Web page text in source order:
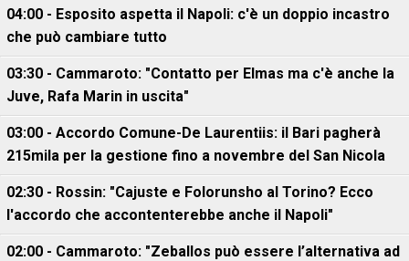
04:00 - Esposito aspetta il Napoli: c'è un doppio incastro
che può cambiare tutto
03:30 - Cammaroto: "Contatto per Elmas ma c'è anche la
Juve, Rafa Marin in uscita"
03:00 - Accordo Comune-De Laurentiis: il Bari pagherà
215mila per la gestione fino a novembre del San Nicola
02:30 - Rossin: "Cajuste e Folorunsho al Torino? Ecco
l'accordo che accontenterebbe anche il Napoli"
02:00 - Cammaroto: "Zeballos può essere l’alternativa ad